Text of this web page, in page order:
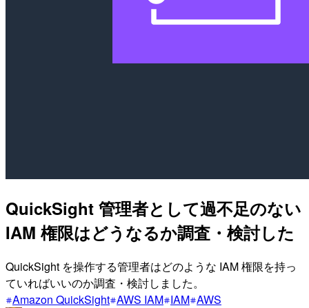
QuickSight 管理者として過不足のない
IAM 権限はどうなるか調査・検討した
QuickSight を操作する管理者はどのような IAM 権限を持っ
ていればいいのか調査・検討しました。
Amazon QuickSight AWS IAM IAM AWS